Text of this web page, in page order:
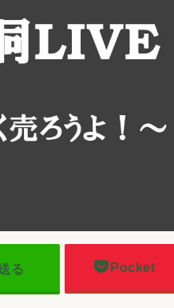
る Pocket